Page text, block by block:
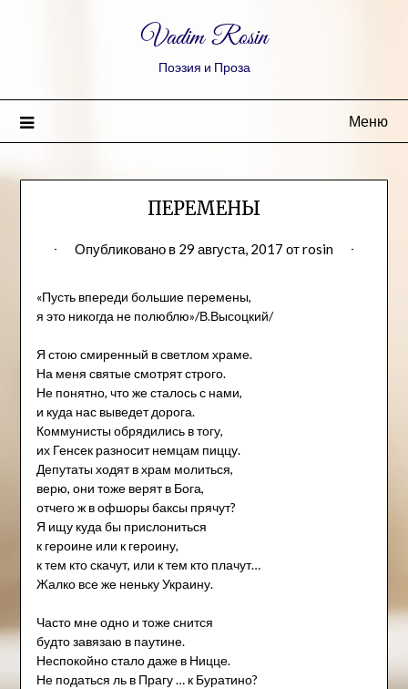
Vadim Rosin
Поэзия и Проза
Меню
ПЕРЕМЕНЫ
Опубликовано в 29 августа, 2017 отrosin
«Пусть впереди большие перемены,
я это никогда не полюблю»/В.Высоцкий/
Я стою смиренный в светлом храме.
На меня святые смотрят строго.
Не понятно, что же сталось с нами,
и куда нас выведет дорога.
Коммунисты обрядились в тогу,
их Генсек разносит немцам пиццу.
Депутаты ходят в храм молиться,
верю, они тоже верят в Бога,
отчего ж в офшоры баксы прячут?
Я ищу куда бы прислониться
к героине или к героину,
к тем кто скачут, или к тем кто плачут…
Жалко все же неньку Украину.
Часто мне одно и тоже снится
будто завязаю в паутине.
Неспокойно стало даже в Ницце.
Не податься ль в Прагу … к Буратино?